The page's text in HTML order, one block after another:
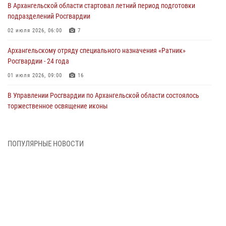
В Архангельской области стартовал летний период подготовки
подразделений Росгвардии
02 июля 2026, 06:00 7
Архангельскому отряду специального назначения «Ратник»
Росгвардии - 24 года
01 июля 2026, 09:00 16
В Управлении Росгвардии по Архангельской области состоялось
торжественное освящение иконы
Военнослужащие по призыву из Архангельской области приняли
ПОПУЛЯРНЫЕ НОВОСТИ